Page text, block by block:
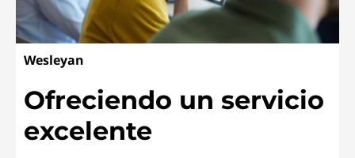
Wesleyan
Ofreciendo un servicio
excelente